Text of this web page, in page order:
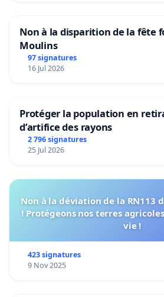
Non à la disparition de la fête
Moulins
97 signatures
16 Jul 2026
Protéger la population en
d’artifice des rayons
2 796 signatures
25 Jul 2026
Non à la déviation de la RN113
! Protégeons nos terres
vie !
423 signatures
9 Nov 2025